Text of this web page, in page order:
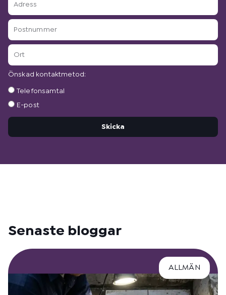
Postnummer
Ort
Önskad kontaktmetod:
Önskad
Telefonsamtal
E-post
Skicka
Senaste bloggar
ALLMÄN